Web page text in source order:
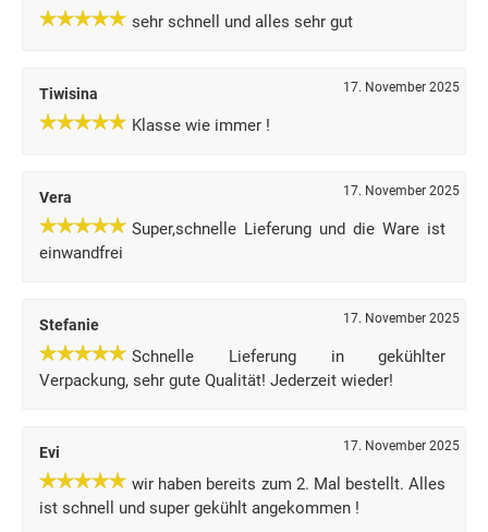
sehr schnell und alles sehr gut
Tiwisina 17. November 2025
Klasse wie immer !
Vera 17. November 2025
Super,schnelle Lieferung und die Ware ist
einwandfrei
Stefanie 17. November 2025
Schnelle Lieferung in gekühlter
Verpackung, sehr gute Qualität! Jederzeit wieder!
Evi 17. November 2025
wir haben bereits zum 2. Mal bestellt. Alles
ist schnell und super gekühlt angekommen !